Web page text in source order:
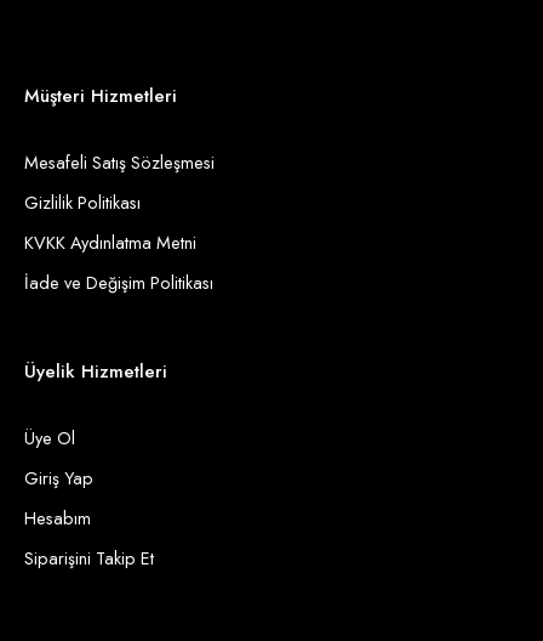
Müşteri Hizmetleri
Mesafeli Satış Sözleşmesi
Gizlilik Politikası
KVKK Aydınlatma Metni
İade ve Değişim Politikası
Üyelik Hizmetleri
Üye Ol
Giriş Yap
Hesabım
Siparişini Takip Et